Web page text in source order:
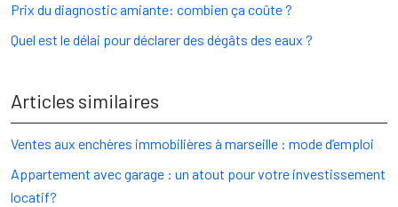
Prix du diagnostic amiante: combien ça coûte ?
Quel est le délai pour déclarer des dégâts des eaux ?
Articles similaires
Ventes aux enchères immobilières à marseille : mode d’emploi
Appartement avec garage : un atout pour votre investissement
locatif?